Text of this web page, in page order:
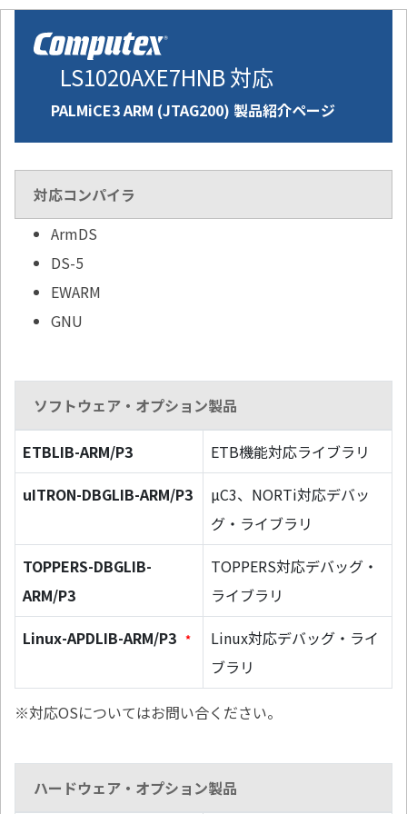
LS1020AXE7HNB 対応
PALMiCE3 ARM (JTAG200) 製品紹介ページ
対応コンパイラ
ArmDS
DS-5
EWARM
GNU
ソフトウェア・オプション製品
ETBLIB-ARM/P3
ETB機能対応ライブラリ
uITRON-DBGLIB-ARM/P3
µC3、NORTi対応デバッ
グ・ライブラリ
TOPPERS-DBGLIB-
ARM/P3
TOPPERS対応デバッグ・
ライブラリ
Linux-APDLIB-ARM/P3 *
Linux対応デバッグ・ライ
ブラリ
※対応OSについてはお問い合ください。
ハードウェア・オプション製品